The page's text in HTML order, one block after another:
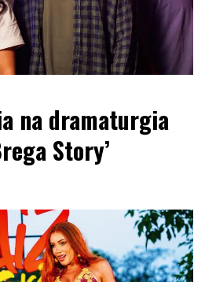
na dramaturgia
Story’